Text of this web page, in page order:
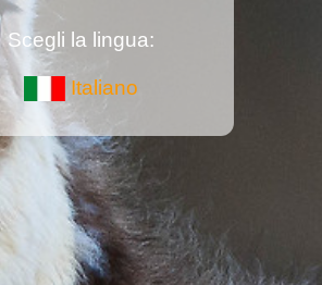
Scegli la lingua:
Italiano